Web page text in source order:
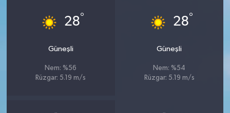
28°
Güneşli
Nem: %56
Rüzgar: 5.19 m/s
28°
Güneşli
Nem: %54
Rüzgar: 5.19 m/s